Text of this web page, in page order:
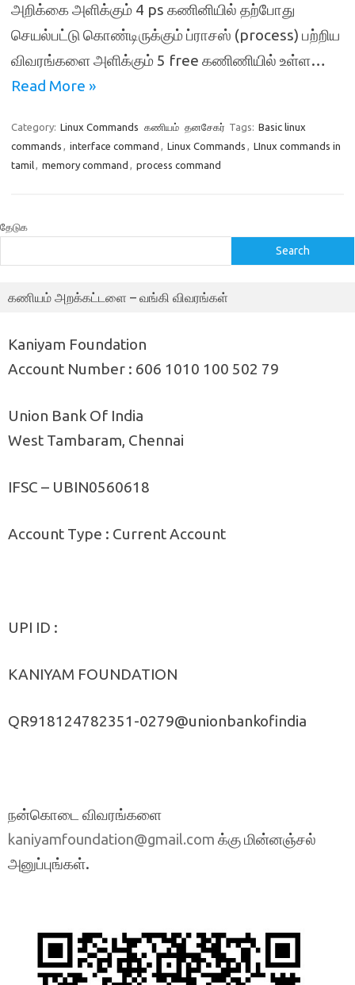
அறிக்கை அளிக்கும் 4 ps கணினியில் தற்போது
செயல்பட்டு கொண்டிருக்கும் ப்ராசஸ் (process) பற்றிய
விவரங்களை அளிக்கும் 5 free கணிணியில் உள்ள…
Read More »
Category: Linux Commands கணியம் தனசேகர் Tags: Basic linux
commands , interface command , Linux Commands , LInux commands in
tamil, memory command , process command
தேடுக
Search
கணியம் அறக்கட்டளை – வங்கி விவரங்கள்
Kaniyam Foundation
Account Number : 606 1010 100 502 79
Union Bank Of India
West Tambaram, Chennai
IFSC – UBIN0560618
Account Type : Current Account
UPI ID :
KANIYAM FOUNDATION
QR918124782351-0279@unionbankofindia
நன்கொடை விவரங்களை
kaniyamfoundation@gmail.com க்கு மின்னஞ்சல்
அனுப்புங்கள்.